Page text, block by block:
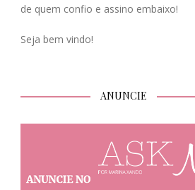
de quem confio e assino embaixo!
Seja bem vindo!
ANUNCIE